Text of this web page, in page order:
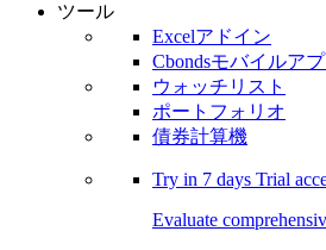
ツール
Excelアドイン
Cbondsモバイルアプ
ウォッチリスト
ポートフォリオ
債券計算機
Try in 7 days Trial
Evaluate